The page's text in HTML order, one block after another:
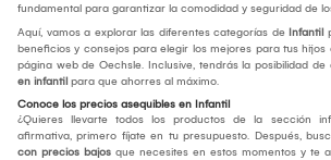
fundamental para garantizar la comodidad y seguridad de
Aquí, vamos a explorar las diferentes categorías de Infantil
beneficios y consejos para elegir los mejores para tus hijos
página web de Oechsle. Inclusive, tendrás la posibilidad de
en infantil para que ahorres al máximo.
Conoce los precios asequibles en Infantil
¿Quieres llevarte todos los productos de la sección
afirmativa, primero fíjate en tu presupuesto. Después,
con precios bajos que necesites en estos momentos y te